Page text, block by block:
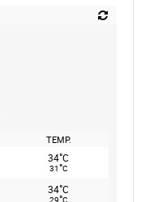
TEMP.
34°C
31°C
34°C
29°C